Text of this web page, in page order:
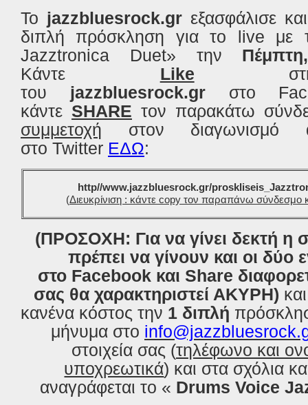
Το jazzbluesrock.gr εξασφάλισε
διπλή πρόσκληση για το live με
Jazztronica Duet» την
Κάντε Like στη
του jazzbluesrock.grστο
κάντε SHARE τον παρακάτω
συμμετοχή στον διαγωνισμό
στο Twitter ΕΔΩ:
http//www.jazzbluesrock.gr/
(Διευκρίνιση : κάντε copy τον παραπάνω σύνδεσμο
(ΠΡΟΣΟΧΗ: Για να γίνει δεκτή η
πρέπει να γίνουν και οι δύο
στο Facebook και Share
σας θα χαρακτηριστεί ΑΚΥΡΗ)
κανένα κόστος την 1 διπλή
μήνυμα στο
στοιχεία σας (τηλέφωνο και
υποχρεωτικά) και στα σχόλια
αναγράφεται το « Drums Voice